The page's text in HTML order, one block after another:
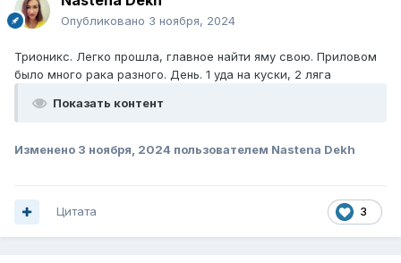
Опубликовано 3 ноября, 2024
Трионикс. Легко прошла, главное найти яму свою. Приловом
было много рака разного. День. 1 уда на куски, 2 ляга
Показать контент
Изменено 3 ноября, 2024 пользователем Nastena Dekh
3
Цитата